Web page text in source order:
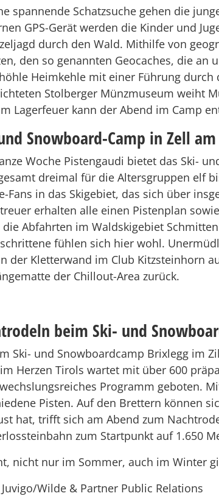
spannende Schatzsuche gehen die
GPS-Gerät werden die Kinder und
durch den Wald. Mithilfe von
den so genannten Geocaches, die
Heimkehle mit einer Führung
Stolberger Münzmuseum weiht
Lagerfeuer kann der Abend im Camp
Snowboard-Camp in Zell
Woche Pistengaudi bietet das Ski-
dreimal für die Altersgruppen elf
Fans in das Skigebiet, das sich über
erhalten alle einen Pistenplan
Abfahrten im Waldskigebiet
fühlen sich hier wohl.
der Kletterwand im Club Kitzsteinhorn
der Chillout-Area zurück.
beim Ski- und
Ski- und Snowboardcamp Brixlegg im
Herzen Tirols wartet mit über 600
Programm geboten.
Pisten. Auf den Brettern können
hat, trifft sich am Abend zum
zum Startpunkt auf 1.650
nicht nur im Sommer, auch im Winter
Wilde & Partner Public Relations